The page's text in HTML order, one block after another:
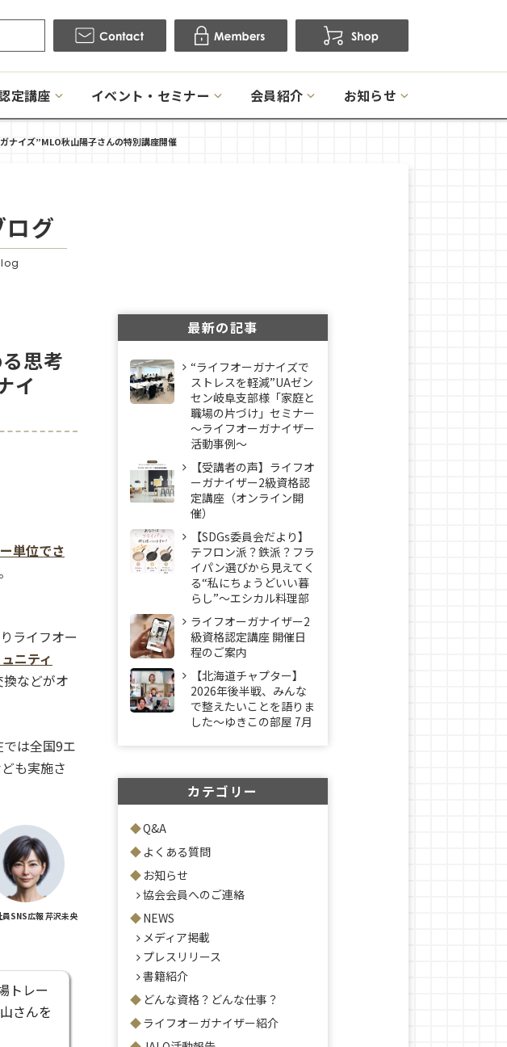
定講座 イベント・セミナー 会員紹介 お知らせ
ナイズ”MLO秋山陽子さんの特別講座開催
グ
思考
イ
単位でさ
ライフオー
ニティ
などがオ
は全国9エ
も実施さ
員SNS広報 芹沢未央
トレー
さんを
最新の記事
“ライフオーガナイズで
ストレスを軽減”UAゼン
セン岐阜支部様「家庭と
職場の片づけ」セミナー
～ライフオーガナイザー
活動事例〜
【受講者の声】ライフオ
ーガナイザー2級資格認
定講座（オンライン開
催）
【SDGs委員会だより】
テフロン派？鉄派？フラ
イパン選びから見えてく
る“私にちょうどいい暮
らし”～エシカル料理部
ライフオーガナイザー2
級資格認定講座 開催日
程のご案内
【北海道チャプター】
2026年後半戦、みんな
で整えたいことを語りま
した～ゆきこの部屋 7月
カテゴリー
Q&A
よくある質問
お知らせ
協会会員へのご連絡
NEWS
メディア掲載
プレスリリース
書籍紹介
どんな資格？どんな仕事？
ライフオーガナイザー紹介